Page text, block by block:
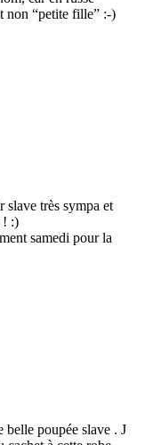
non “petite fille” :-)
slave très sympa et
! :)
samedi pour la
belle poupée slave . J